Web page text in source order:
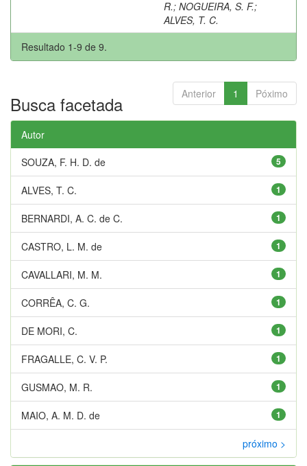
R.; NOGUEIRA, S. F.;
ALVES, T. C.
Resultado 1-9 de 9.
Anterior 1 Póximo
Busca facetada
Autor
5
SOUZA, F. H. D. de
1
ALVES, T. C.
1
BERNARDI, A. C. de C.
1
CASTRO, L. M. de
1
CAVALLARI, M. M.
1
CORRÊA, C. G.
1
DE MORI, C.
1
FRAGALLE, C. V. P.
1
GUSMAO, M. R.
1
MAIO, A. M. D. de
próximo >